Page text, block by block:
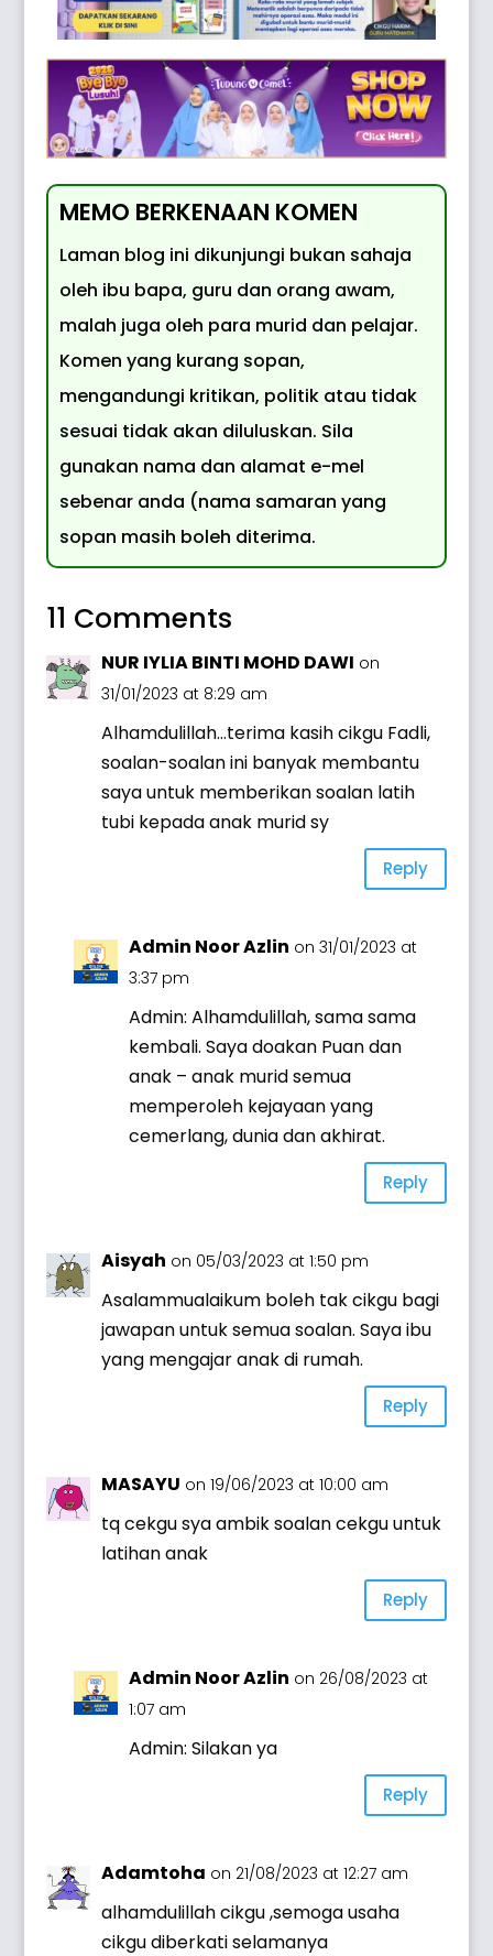
MEMO BERKENAAN KOMEN
Laman blog ini dikunjungi bukan sahaja
oleh ibu bapa, guru dan orang awam,
malah juga oleh para murid dan pelajar.
Komen yang kurang sopan,
mengandungi kritikan, politik atau tidak
sesuai tidak akan diluluskan. Sila
gunakan nama dan alamat e-mel
sebenar anda (nama samaran yang
sopan masih boleh diterima.
11 Comments
NUR IYLIA BINTI MOHD DAWI on
31/01/2023 at 8:29 am
Alhamdulillah…terima kasih cikgu Fadli,
soalan-soalan ini banyak membantu
saya untuk memberikan soalan latih
tubi kepada anak murid sy
Reply
Admin Noor Azlin on 31/01/2023 at
3:37 pm
Admin: Alhamdulillah, sama sama
kembali. Saya doakan Puan dan
anak – anak murid semua
memperoleh kejayaan yang
cemerlang, dunia dan akhirat.
Reply
Aisyah on 05/03/2023 at 1:50 pm
Asalammualaikum boleh tak cikgu bagi
jawapan untuk semua soalan. Saya ibu
yang mengajar anak di rumah.
Reply
MASAYU on 19/06/2023 at 10:00 am
tq cekgu sya ambik soalan cekgu untuk
latihan anak
Reply
Admin Noor Azlin on 26/08/2023 at
1:07 am
Admin: Silakan ya
Reply
Adamtoha on 21/08/2023 at 12:27 am
alhamdulillah cikgu ,semoga usaha
cikgu diberkati selamanya